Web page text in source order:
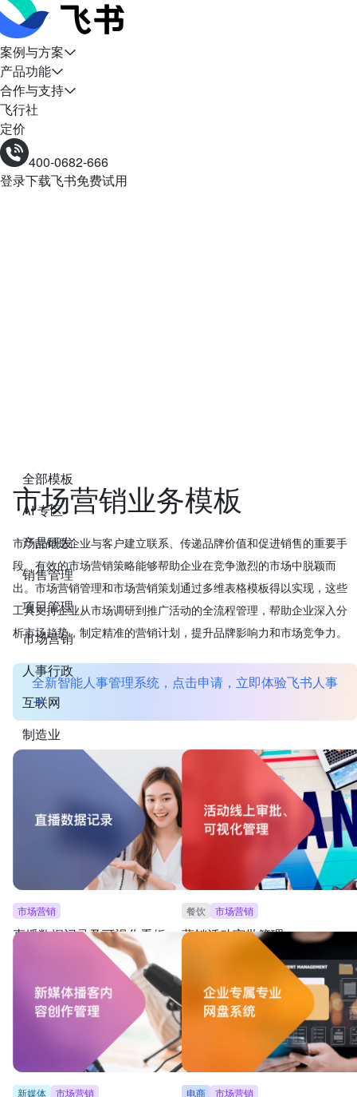
案例与方案
产品功能
合作与支持
飞行社
定价
400-0682-666
登录下载飞书免费试用
全部模板
AI 专区
产品研发
销售管理
项目管理
市场营销
人事行政
互联网
制造业
餐饮
市场营销业务模板
市场营销是企业与客户建立联系、传递品牌价值和促进销售的重要手
段。有效的市场营销策略能够帮助企业在竞争激烈的市场中脱颖而
出。市场营销管理和市场营销策划通过多维表格模板得以实现，这些
工具支持企业从市场调研到推广活动的全流程管理，帮助企业深入分
析市场趋势，制定精准的营销计划，提升品牌影响力和市场竞争力。
全新智能人事管理系统，点击申请，立即体验飞书人事
→
市场营销
直播数据记录及可视化看板
搭建一个简易好用的直播数据看板，用于记录整体
的直播数据，分析直播效果
餐饮 市场营销
营销活动审批管理
从营销活动申请、审批到维护，实现全
新媒体 市场营销 电商 市场营销